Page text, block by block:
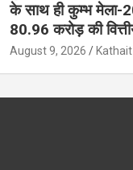
के साथ ही कुम्भ मेला-
80.96 करोड़ की
August 9, 2026